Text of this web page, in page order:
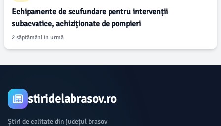
Echipamente de scufundare pentru intervenții
subacvatice, achiziționate de pompieri
2 săptămâni în urmă
stiridelabrasov.ro
Știri de calitate din județul brasov